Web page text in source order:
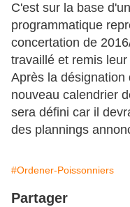
C'est sur la base
programmatique
concertation de
travaillé et remis
Après la désignation
nouveau calendrier
sera défini car il
des plannings
#Ordener-Poissonniers
Partager